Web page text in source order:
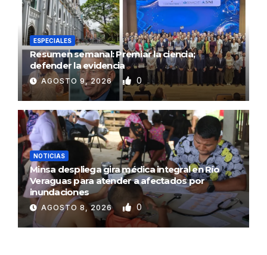
ESPECIALES
Resumen semanal: Premiar la ciencia;
defender la evidencia
AGOSTO 9, 2026 0
NOTICIAS
Minsa despliega gira médica integral en Río
Veraguas para atender a afectados por
inundaciones
AGOSTO 8, 2026 0